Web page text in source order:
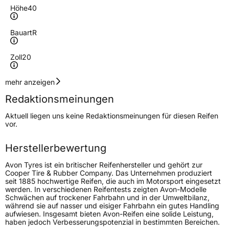
Höhe40
BauartR
Zoll20
Geschwindigkeitsindex
Höchstgeschwindigkeit
300 km/h
Lastindex106
Höchstlast950 kg
Generelle Merkmale
FahrzeugtypSUV
VerwendungSommerreifen
ModellnameZX7
mehr anzeigen
Redaktionsmeinungen
Aktuell liegen uns keine Redaktionsmeinungen für diesen Reifen
vor.
Herstellerbewertung
Avon Tyres ist ein britischer Reifenhersteller und gehört zur
Cooper Tire & Rubber Company. Das Unternehmen produziert
seit 1885 hochwertige Reifen, die auch im Motorsport eingesetzt
werden. In verschiedenen Reifentests zeigten Avon-Modelle
Schwächen auf trockener Fahrbahn und in der Umweltbilanz,
während sie auf nasser und eisiger Fahrbahn ein gutes Handling
aufwiesen. Insgesamt bieten Avon-Reifen eine solide Leistung,
haben jedoch Verbesserungspotenzial in bestimmten Bereichen.